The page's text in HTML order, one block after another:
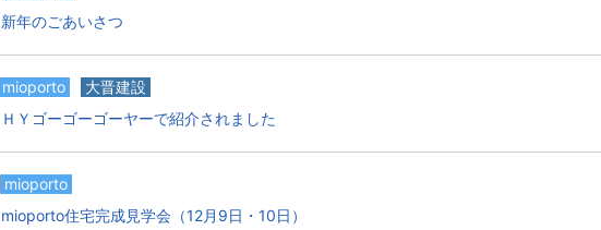
新年のごあいさつ
mioporto
大晋建設
ＨＹゴーゴーゴーヤーで紹介されました
mioporto
mioporto住宅完成見学会（12月9日・10日）